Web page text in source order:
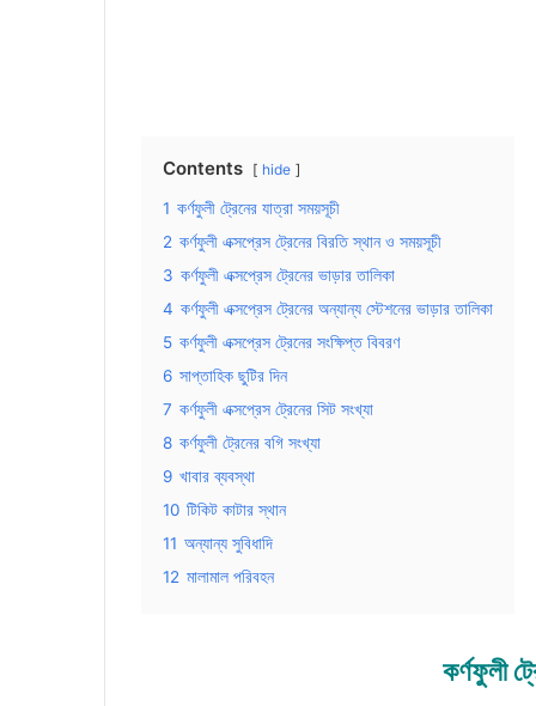
Contents hide
1 কর্ণফুলী ট্রেনের যাত্রা সময়সূচী
2 কর্ণফুলী এক্সপ্রেস ট্রেনের বিরতি স্থান ও সময়সূচী
3 কর্ণফুলী এক্সপ্রেস ট্রেনের ভাড়ার তালিকা
4 কর্ণফুলী এক্সপ্রেস ট্রেনের অন্যান্য স্টেশনের ভাড়ার তালিকা
5 কর্ণফুলী এক্সপ্রেস ট্রেনের সংক্ষিপ্ত বিবরণ
6 সাপ্তাহিক ছুটির দিন
7 কর্ণফুলী এক্সপ্রেস ট্রেনের সিট সংখ্যা
8 কর্ণফুলী ট্রেনের বগি সংখ্যা
9 খাবার ব্যবস্থা
10 টিকিট কাটার স্থান
11 অন্যান্য সুবিধাদি
12 মালামাল পরিবহন
কর্ণফুলী